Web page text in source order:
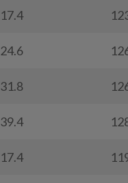
17.4
24.6
31.8
39.4
17.4